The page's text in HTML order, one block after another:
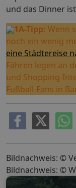
und das Dinner
1A-Tipp: Wenn
noch ein wenig
eine Städtereise
Fähren legen an
und Shopping-
Fußball-Fans in
Bildnachweis: ©
Bildnachweis: ©